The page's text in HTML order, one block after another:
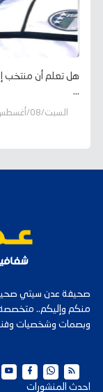
...
السبت/08/أغسطس/2026 - 09:41 م
صحيفة عدن سيتي صحيفة
منكم وإليكم.. متخصصة
وبصمات وشخصيات
احدث المنشورات